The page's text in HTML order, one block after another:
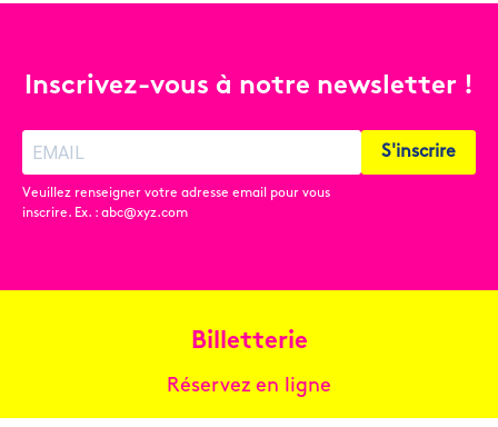
Inscrivez-vous à notre newsletter !
Veuillez renseigner votre adresse email pour vous
inscrire. Ex. : abc@xyz.com
S'inscrire
Billetterie
Réservez en ligne